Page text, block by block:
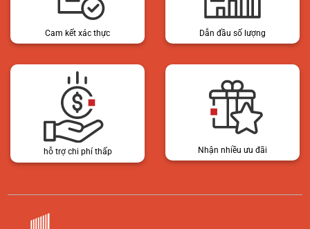
Cam kết xác thực Dẫn đầu số lượng
hỗ trợ chi phí thấp Nhận nhiều ưu đãi